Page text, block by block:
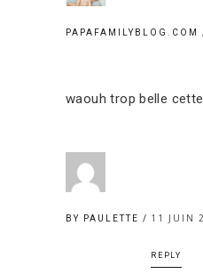
PAPAFAMILYBLOG.COM
waouh trop belle
BY PAULETTE 11 JUIN
REPLY